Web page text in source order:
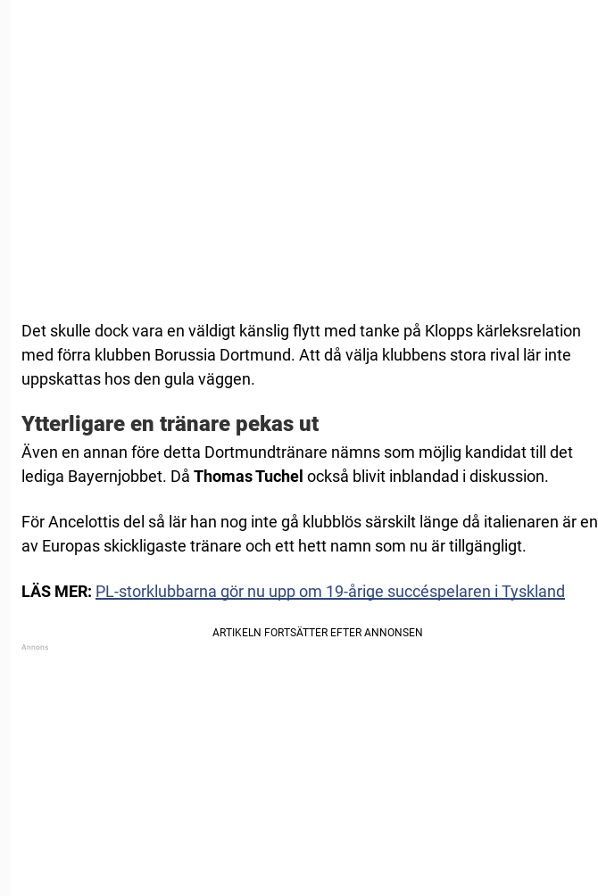
Det skulle dock vara en väldigt känslig flytt med tanke på Klopps kärleksrelation
med förra klubben Borussia Dortmund. Att då välja klubbens stora rival lär inte
uppskattas hos den gula väggen.
Ytterligare en tränare pekas ut
Även en annan före detta Dortmundtränare nämns som möjlig kandidat till det
lediga Bayernjobbet. Då Thomas Tuchel också blivit inblandad i diskussion.
För Ancelottis del så lär han nog inte gå klubblös särskilt länge då italienaren är en
av Europas skickligaste tränare och ett hett namn som nu är tillgängligt.
LÄS MER: PL-storklubbarna gör nu upp om 19-årige succéspelaren i Tyskland